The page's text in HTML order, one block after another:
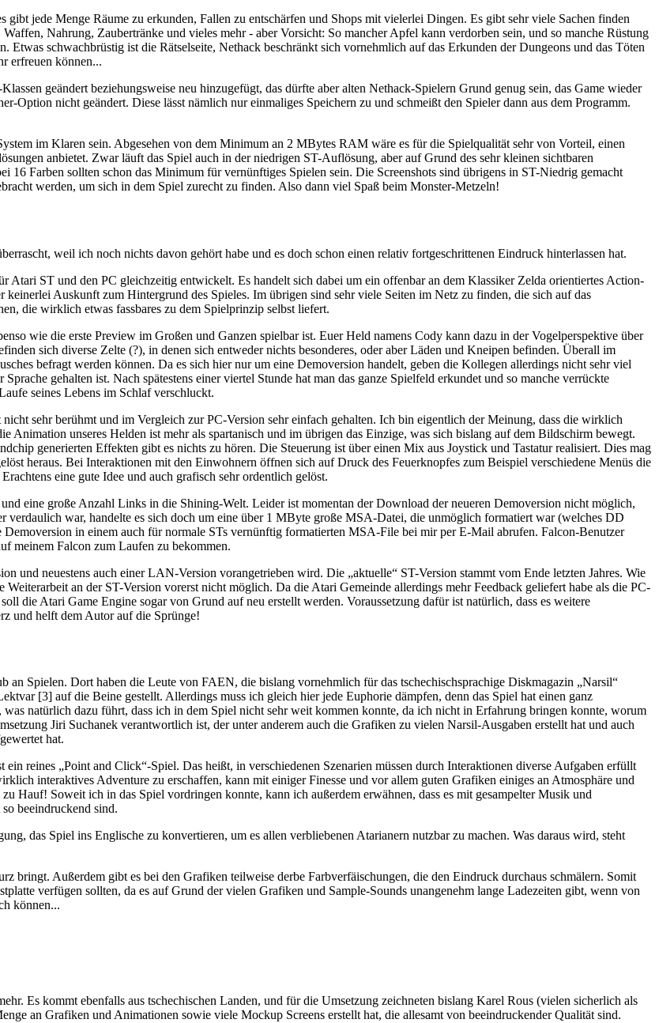
jede Menge Räume zu erkunden, Fallen zu entschärfen und Shops mit vielerlei Dingen. Es gibt sehr viele Sachen finden
Nahrung, Zaubertränke und vieles mehr - aber Vorsicht: So mancher Apfel kann verdorben sein, und so manche Rüstung
Etwas schwachbrüstig ist die Rätselseite, Nethack beschränkt sich vornehmlich auf das Erkunden der Dungeons und das Töten
erfreuen können...
geändert beziehungsweise neu hinzugefügt, das dürfte aber alten Nethack-Spielern Grund genug sein, das Game wieder
Option nicht geändert. Diese lässt nämlich nur einmaliges Speichern zu und schmeißt den Spieler dann aus dem Programm.
im Klaren sein. Abgesehen von dem Minimum an 2 MBytes RAM wäre es für die Spielqualität sehr von Vorteil, einen
anbietet. Zwar läuft das Spiel auch in der niedrigen ST-Auflösung, aber auf Grund des sehr kleinen sichtbaren
16 Farben sollten schon das Minimum für vernünftiges Spielen sein. Die Screenshots sind übrigens in ST-Niedrig gemacht
werden, um sich in dem Spiel zurecht zu finden. Also dann viel Spaß beim Monster-Metzeln!
weil ich noch nichts davon gehört habe und es doch schon einen relativ fortgeschrittenen Eindruck hinterlassen hat.
ST und den PC gleichzeitig entwickelt. Es handelt sich dabei um ein offenbar an dem Klassiker Zelda orientiertes Action-
Auskunft zum Hintergrund des Spieles. Im übrigen sind sehr viele Seiten im Netz zu finden, die sich auf das
die wirklich etwas fassbares zu dem Spielprinzip selbst liefert.
wie die erste Preview im Großen und Ganzen spielbar ist. Euer Held namens Cody kann dazu in der Vogelperspektive über
sich diverse Zelte (?), in denen sich entweder nichts besonderes, oder aber Läden und Kneipen befinden. Überall im
befragt werden können. Da es sich hier nur um eine Demoversion handelt, geben die Kollegen allerdings nicht sehr viel
gehalten ist. Nach spätestens einer viertel Stunde hat man das ganze Spielfeld erkundet und so manche verrückte
seines Lebens im Schlaf verschluckt.
sehr berühmt und im Vergleich zur PC-Version sehr einfach gehalten. Ich bin eigentlich der Meinung, dass die wirklich
Animation unseres Helden ist mehr als spartanisch und im übrigen das Einzige, was sich bislang auf dem Bildschirm bewegt.
generierten Effekten gibt es nichts zu hören. Die Steuerung ist über einen Mix aus Joystick und Tastatur realisiert. Dies mag
heraus. Bei Interaktionen mit den Einwohnern öffnen sich auf Druck des Feuerknopfes zum Beispiel verschiedene Menüs die
eine gute Idee und auch grafisch sehr ordentlich gelöst.
eine große Anzahl Links in die Shining-Welt. Leider ist momentan der Download der neueren Demoversion nicht möglich,
verdaulich war, handelte es sich doch um eine über 1 MByte große MSA-Datei, die unmöglich formatiert war (welches DD
in einem auch für normale STs vernünftig formatierten MSA-File bei mir per E-Mail abrufen. Falcon-Benutzer
meinem Falcon zum Laufen zu bekommen.
und neuestens auch einer LAN-Version vorangetrieben wird. Die „aktuelle“ ST-Version stammt vom Ende letzten Jahres. Wie
an der ST-Version vorerst nicht möglich. Da die Atari Gemeinde allerdings mehr Feedback geliefert habe als die PC-
die Atari Game Engine sogar von Grund auf neu erstellt werden. Voraussetzung dafür ist natürlich, dass es weitere
und helft dem Autor auf die Sprünge!
an Spielen. Dort haben die Leute von FAEN, die bislang vornehmlich für das tschechischsprachige Diskmagazin „Narsil“
[3] auf die Beine gestellt. Allerdings muss ich gleich hier jede Euphorie dämpfen, denn das Spiel hat einen ganz
natürlich dazu führt, dass ich in dem Spiel nicht sehr weit kommen konnte, da ich nicht in Erfahrung bringen konnte, worum
Jiri Suchanek verantwortlich ist, der unter anderem auch die Grafiken zu vielen Narsil-Ausgaben erstellt hat und auch
hat.
reines „Point and Click“-Spiel. Das heißt, in verschiedenen Szenarien müssen durch Interaktionen diverse Aufgaben erfüllt
interaktives Adventure zu erschaffen, kann mit einiger Finesse und vor allem guten Grafiken einiges an Atmosphäre und
Hauf! Soweit ich in das Spiel vordringen konnte, kann ich außerdem erwähnen, dass es mit gesampelter Musik und
beeindruckend sind.
das Spiel ins Englische zu konvertieren, um es allen verbliebenen Atarianern nutzbar zu machen. Was daraus wird, steht
bringt. Außerdem gibt es bei den Grafiken teilweise derbe Farbverfäischungen, die den Eindruck durchaus schmälern. Somit
verfügen sollten, da es auf Grund der vielen Grafiken und Sample-Sounds unangenehm lange Ladezeiten gibt, wenn von
können...
Es kommt ebenfalls aus tschechischen Landen, und für die Umsetzung zeichneten bislang Karel Rous (vielen sicherlich als
an Grafiken und Animationen sowie viele Mockup Screens erstellt hat, die allesamt von beeindruckender Qualität sind.